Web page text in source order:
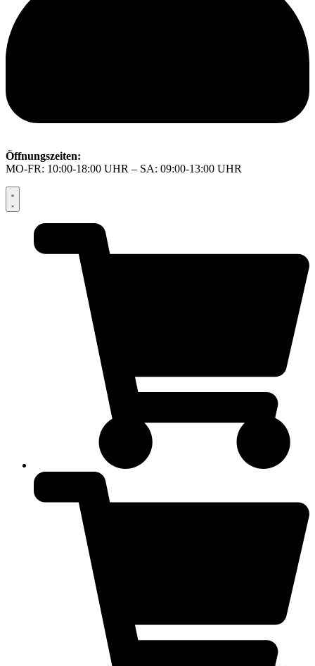
Öffnungszeiten:
MO-FR: 10:00-18:00 UHR – SA: 09:00-13:00 UHR